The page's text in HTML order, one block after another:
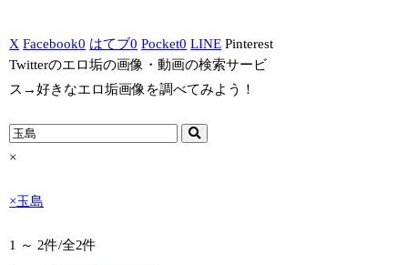
X Facebook0 はてブ0 Pocket0 LINE Pinterest
Twitterのエロ垢の画像・動画の検索サービ
ス→好きなエロ垢画像を調べてみよう！
×
×玉島
1 ～ 2件/全2件